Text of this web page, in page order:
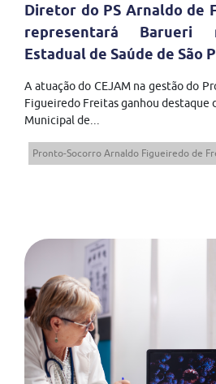
Diretor do PS Arnaldo de
representará Barueri
Estadual de Saúde de São
A atuação do CEJAM na gestão do
Figueiredo Freitas ganhou destaque
Municipal de...
Pronto-Socorro Arnaldo Figueiredo de